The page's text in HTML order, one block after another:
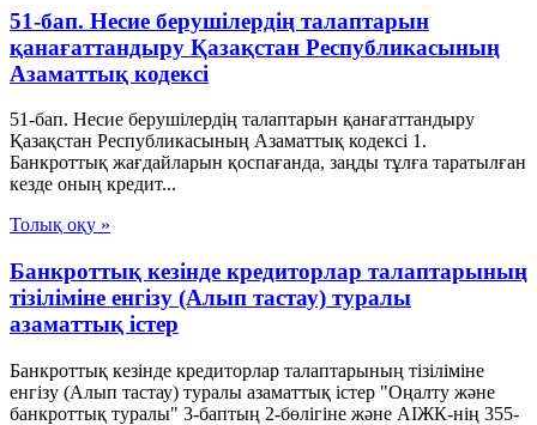
51-бап. Несие берушiлердiң талаптарын
қанағаттандыру Қазақстан Республикасының
Азаматтық кодексi
51-бап. Несие берушiлердiң талаптарын қанағаттандыру
Қазақстан Республикасының Азаматтық кодексi 1.
Банкроттық жағдайларын қоспағанда, заңды тұлға таратылған
кезде оның кредит...
Толық оқу »
Банкроттық кезінде кредиторлар талаптарының
тізіліміне енгізу (Алып тастау) туралы
азаматтық істер
Банкроттық кезінде кредиторлар талаптарының тізіліміне
енгізу (Алып тастау) туралы азаматтық істер "Оңалту және
банкроттық туралы" 3-баптың 2-бөлігіне және АІЖК-нің 355-